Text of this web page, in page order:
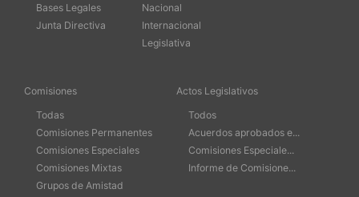
Bases Legales
Junta Directiva
Nacional
Internacional
Legislativa
Comisiones
Todas
Comisiones Permanentes
Comisiones Especiales
Comisiones Mixtas
Grupos de Amistad
Actos Legislativos
Todos
Acuerdos aprobados e...
Comisiones Especiale...
Informe de Comisione...